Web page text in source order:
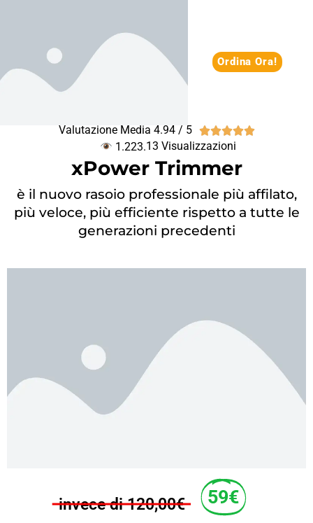
Ordina Ora!
Valutazione Media 4.94 / 5 
1.223.13 Visualizzazioni
xPower Trimmer
è il nuovo rasoio professionale più affilato,
più veloce, più efficiente rispetto a tutte le
generazioni precedenti
invece di 120,00€ 59€